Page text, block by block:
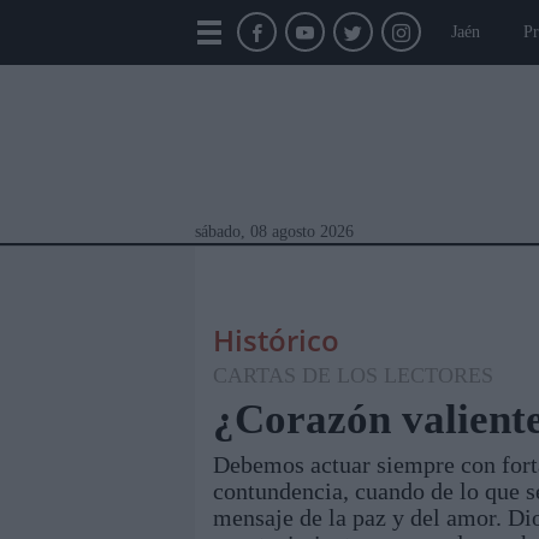
Jaén
sábado, 08 agosto 2026
Módulos Portada Jaén Provincia
Histórico
CARTAS DE LOS LECTORES
¿Corazón
Debemos actuar siempre con
contundencia, cuando de lo que
mensaje de la paz y del amor.